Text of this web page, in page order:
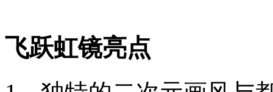
飞跃虹镜亮点